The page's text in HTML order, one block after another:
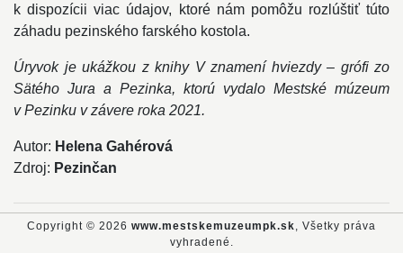
k dispozícii viac údajov, ktoré nám pomôžu rozlúštiť túto
záhadu pezinského farského kostola.
Úryvok je ukážkou z knihy V znamení hviezdy – grófi zo
Sätého Jura a Pezinka, ktorú vydalo Mestské múzeum
v Pezinku v závere roka 2021.
Autor: Helena Gahérová
Zdroj: Pezinčan
Copyright © 2026 www.mestskemuzeumpk.sk, Všetky práva
vyhradené.